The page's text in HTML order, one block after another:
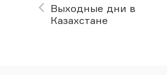
Выходные дни в
Казахстане